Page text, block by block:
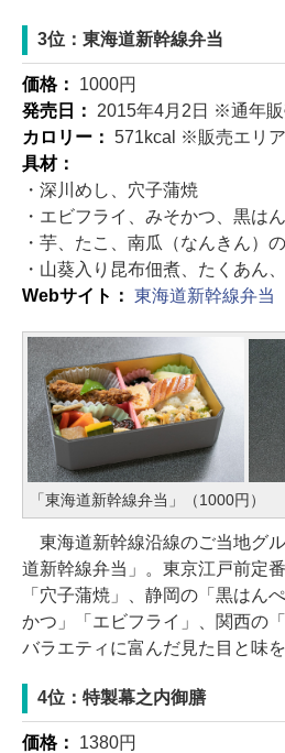
3位：東海道新幹線弁当
価格： 1000円
発売日： 2015年4月2日 ※通年
カロリー： 571kcal ※販売エリ
具材：
・深川めし、穴子蒲焼
・エビフライ、みそかつ、黒は
・芋、たこ、南瓜（なんきん）
・山葵入り昆布佃煮、たくあん
Webサイト： 東海道新幹線弁当
「東海道新幹線弁当」（1000円）
東海道新幹線沿線のご当地グ
道新幹線弁当」。東京江戸前定
「穴子蒲焼」、静岡の「黒はん
かつ」「エビフライ」、関西の
バラエティに富んだ見た目と味を
4位：特製幕之内御膳
価格： 1380円